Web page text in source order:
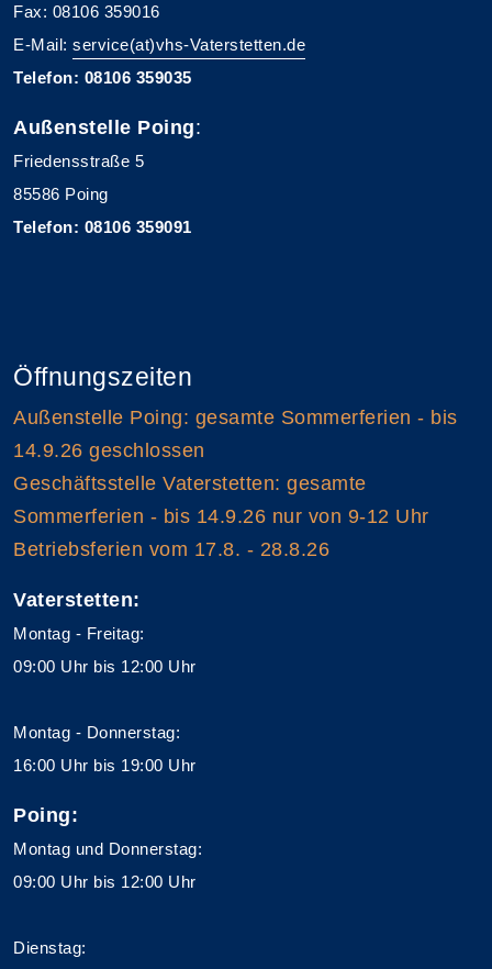
Fax: 08106 359016
E-Mail: service(at)vhs-Vaterstetten.de
Telefon: 08106 359035
Außenstelle Poing:
Friedensstraße 5
85586 Poing
Telefon: 08106 359091
Öffnungszeiten
Außenstelle Poing: gesamte Sommerferien - bis
14.9.26 geschlossen
Geschäftsstelle Vaterstetten: gesamte
Sommerferien - bis 14.9.26 nur von 9-12 Uhr
Betriebsferien vom 17.8. - 28.8.26
Vaterstetten:
Montag - Freitag:
09:00 Uhr bis 12:00 Uhr
Montag - Donnerstag:
16:00 Uhr bis 19:00 Uhr
Poing:
Montag und Donnerstag:
09:00 Uhr bis 12:00 Uhr
Dienstag: